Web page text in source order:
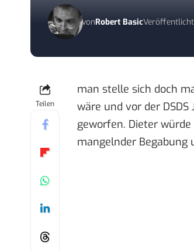
vonRobert Basic
Teilen
man stelle sich doch
wäre und vor der
geworfen. Dieter
mangelnder Begabung